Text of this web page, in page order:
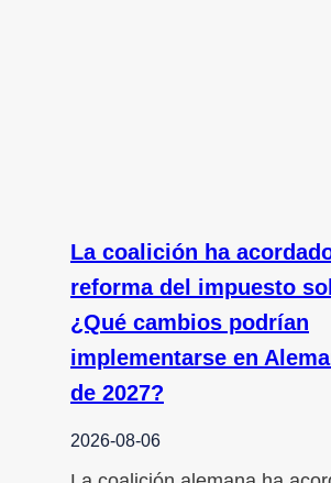
La coalición ha
reforma del impuesto
¿Qué cambios podrían
implementarse en
de 2027?
2026-08-06